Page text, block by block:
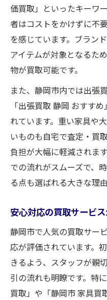
価買取」といったキーワ
者はコストをかけずに不
を感じています。ブラン
アイテムが対象となるた
物が買取可能です。
また、静岡市内では出張
「出張買取 静岡 おすす
れています。重い家具や
いものも自宅で査定・買
負担が大幅に軽減されま
での流れがスムーズで、
る点も選ばれる大きな理由
安心対応の買取サービ
静岡市で人気の買取サー
応が評価されています。
きるよう、スタッフが親
引の流れも明瞭です。特
買取」や「静岡市 家具買